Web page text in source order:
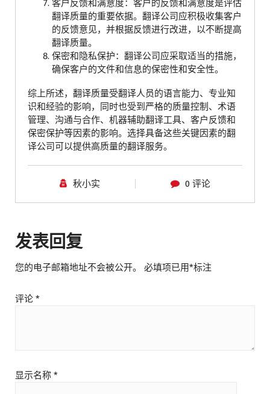
客户反馈和满意度：客户的反馈和满意度是评估
翻译质量的重要依据。翻译公司应积极收集客户
的反馈意见，并根据反馈进行改进，以不断提高
翻译质量。
保密和隐私保护：翻译公司应采取适当的措施，
确保客户的文件和信息的保密性和安全性。
综上所述，翻译质量受翻译人员的语言能力、专业知
识和经验的影响，同时也受到严格的质量控制、术语
管理、沟通与合作、机器辅助翻译工具、客户反馈和
保密保护等因素的影响。选择具备这些关键因素的翻
译公司可以提供高质量的翻译服务。
秋小实 0 评论
发表回复
您的电子邮箱地址不会被公开。 必填项已用*标注
评论 *
显示名称 *